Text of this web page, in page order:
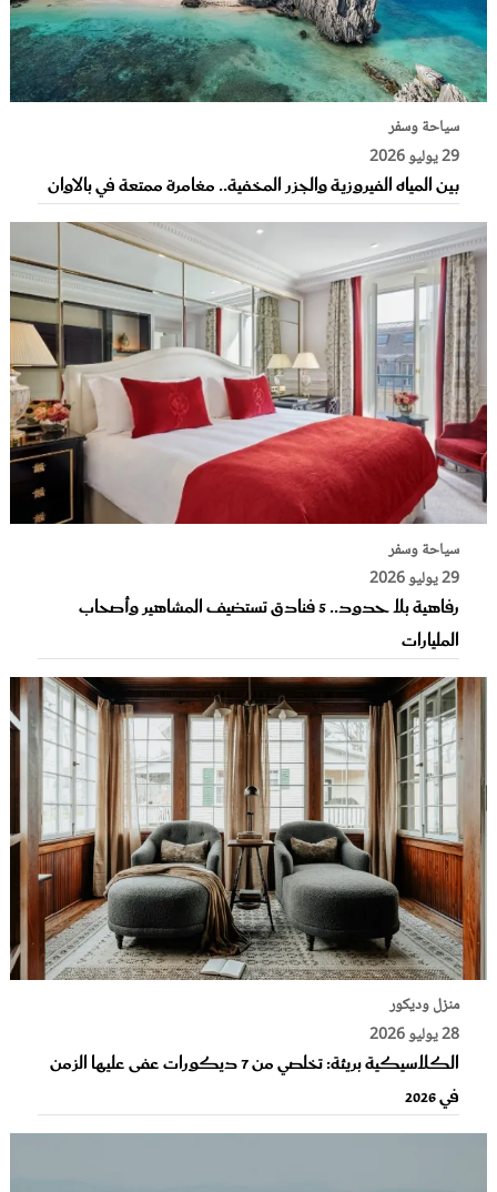
سياحة وسفر
29 يوليو 2026
بين المياه الفيروزية والجزر المخفية.. مغامرة ممتعة في بالاوان
سياحة وسفر
29 يوليو 2026
رفاهية بلا حدود.. 5 فنادق تستضيف المشاهير وأصحاب
المليارات
منزل وديكور
28 يوليو 2026
الكلاسيكية بريئة: تخلصي من 7 ديكورات عفى عليها الزمن
في 2026